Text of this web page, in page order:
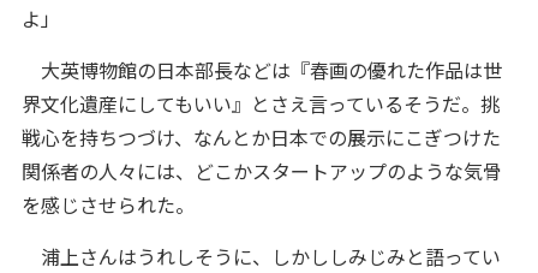
よ」
大英博物館の日本部長などは『春画の優れた作品は世
界文化遺産にしてもいい』とさえ言っているそうだ。挑
戦心を持ちつづけ、なんとか日本での展示にこぎつけた
関係者の人々には、どこかスタートアップのような気骨
を感じさせられた。
浦上さんはうれしそうに、しかししみじみと語ってい